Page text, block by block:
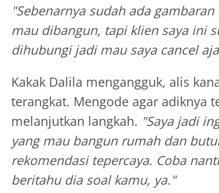
"Sebenarnya sudah ada
mau dibangun, tapi klien saya ini
dihubungi jadi mau saya cancel
Kakak Dalila mengangguk, alis
terangkat. Mengode agar adiknya
melanjutkan langkah. "Saya jadi
yang mau bangun rumah dan
rekomendasi tepercaya. Coba
beritahu dia soal kamu, ya."